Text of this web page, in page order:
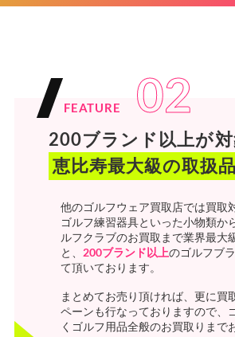
FEATURE 02
200ブランド以上が対
恵比寿最大級の取扱
他のゴルフウェア買取店では買取
ゴルフ練習器具といった小物類か
ルフクラブのお買取まで業界最大
と、 200ブランド以上のゴルフブ
て頂いております。
まとめてお売り頂ければ、更に買
ペーンも行なっておりますので、
くゴルフ用品全般のお買取りまで